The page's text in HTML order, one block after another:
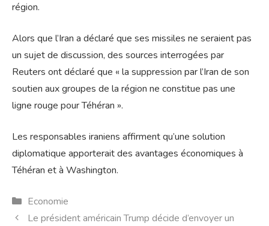
région.
Alors que l’Iran a déclaré que ses missiles ne seraient pas
un sujet de discussion, des sources interrogées par
Reuters ont déclaré que « la suppression par l’Iran de son
soutien aux groupes de la région ne constitue pas une
ligne rouge pour Téhéran ».
Les responsables iraniens affirment qu’une solution
diplomatique apporterait des avantages économiques à
Téhéran et à Washington.
Catégories
Economie
Le président américain Trump décide d’envoyer un